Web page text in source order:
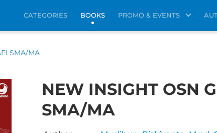
CATEGORIES BOOKS PROMO & EVENTS
SMA/MA
NEW INSIGHT OSN
SMA/MA